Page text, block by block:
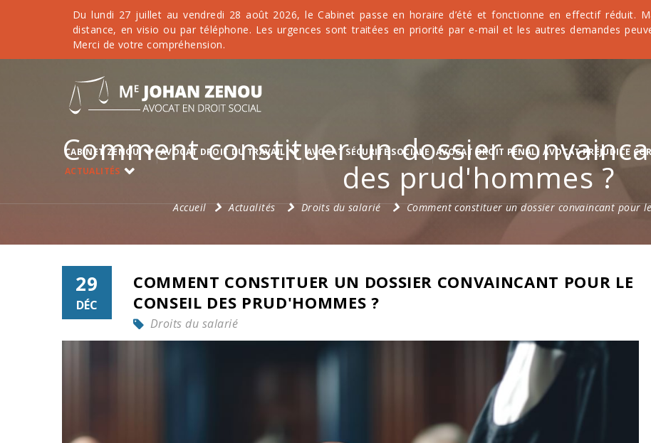
Du lundi 27 juillet au vendredi 28 août 2026, le Cabinet passe en horaire d’été et fonctionne en effectif réduit.
distance, en visio ou par téléphone. Les urgences sont traitées en priorité par e-mail et les autres demandes
Merci de votre compréhension.
CABINET ZENOU AVOCAT DROIT DU TRAVAIL AVOCAT SÉCURITÉ SOCIALE AVOCAT DROIT PÉNAL AVOCAT PRÉJUDICE
ACTUALITÉS
Comment constituer un dossier
des prud'hommes ?
Accueil Actualités Droits du salarié Comment constituer un dossier convaincant pour
29
DÉC
COMMENT CONSTITUER UN DOSSIER CONVAINCANT POUR LE
CONSEIL DES PRUD'HOMMES ?
Droits du salarié